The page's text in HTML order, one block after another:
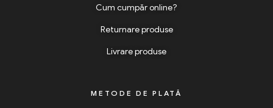
Cum cumpăr online?
Returnare produse
Livrare produse
METODE DE PLATĂ